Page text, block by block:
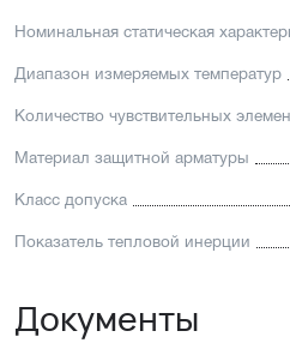
Номинальная статическая
Диапазон измеряемых температур
Количество чувствительных
Материал защитной арматуры
Класс допуска
Показатель тепловой инерции
Документы